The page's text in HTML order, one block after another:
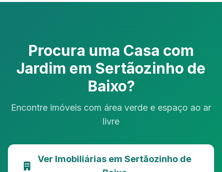
Procura uma Casa com
Jardim em Sertãozinho de
Baixo?
Encontre imóveis com área verde e espaço ao ar
livre
Ver Imobiliárias em Sertãozinho de